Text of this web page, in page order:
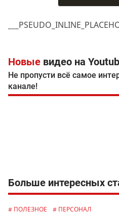
Новые видео на
Не пропусти всё самое
канале!
Больше интересных
# ПОЛЕЗНОЕ # ПЕРСОНАЛ